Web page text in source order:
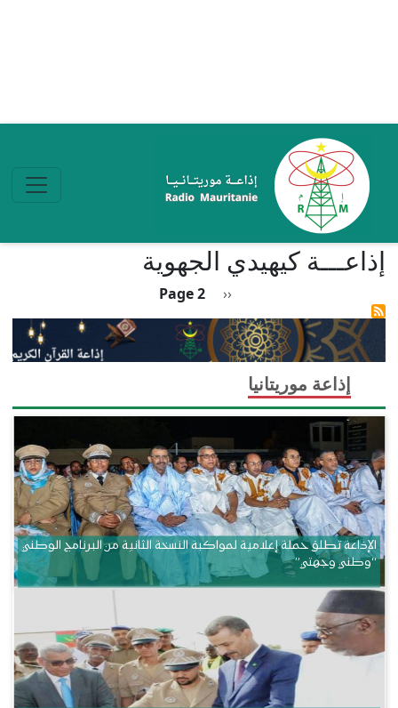
إذاعـــة كيهيدي الجهوية
Previous page
‹‹
Page 2
إذاعة موريتانيا
الإذاعة تطلق حملة إعلامية لمواكبة النسخة الثانية من البرنامج الوطني
“وطني وجهتي”